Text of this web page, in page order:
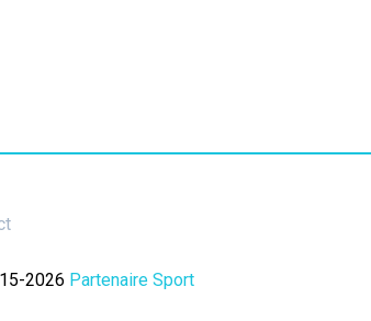
2026 Partenaire Sport